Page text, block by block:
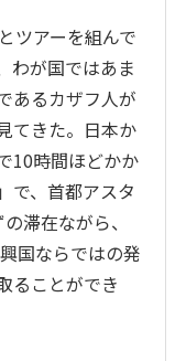
ツアーを組んで
わが国ではあま
あるカザフ人が
てきた。日本か
10時間ほどかか
で、首都アスタ
滞在ながら、
国ならではの発
ることができ